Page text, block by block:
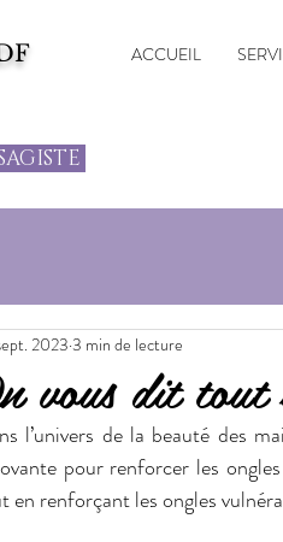
ACCUEIL
vous dit
20233 min de lecture
l’univers de la beauté des
pour renforcer les
en renforçant les ongles